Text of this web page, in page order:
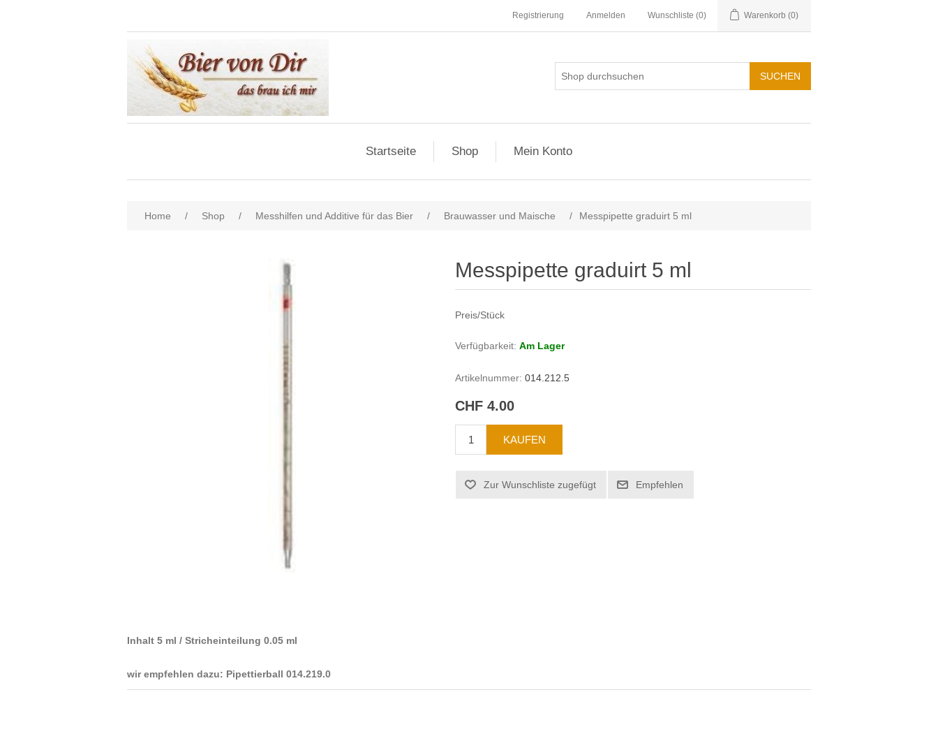
Registrierung Anmelden Wunschliste (0) Warenkorb (0)
Startseite Shop Mein Konto
Home / Shop / Messhilfen und Additive für das Bier / Brauwasser und Maische / Messpipette graduirt 5 ml
Messpipette graduirt 5 ml
Preis/Stück
Verfügbarkeit: Am Lager
Artikelnummer: 014.212.5
CHF 4.00
Inhalt 5 ml / Stricheinteilung 0.05 ml
wir empfehlen dazu: Pipettierball 014.219.0